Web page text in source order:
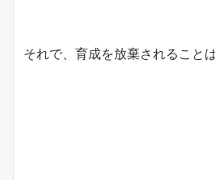
それで、育成を放棄されること